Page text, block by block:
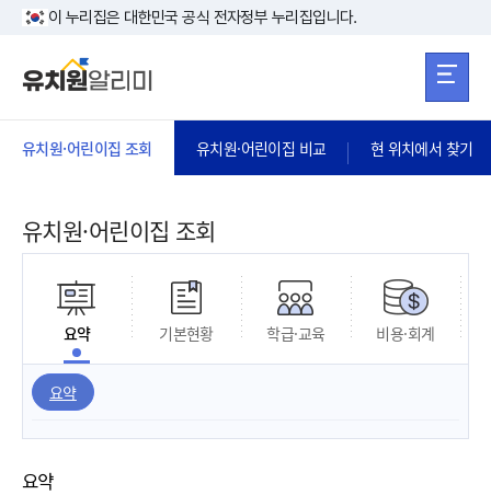
본문 바로가기
이 누리집은 대한민국 공식 전자정부 누리집입니다.
유치원·어린이집 조회 유치원·어린이집 비교 현 위치에서 찾기
유치원·어린이집 조회
요약 기본현황 학급·교육 비용·회계
요약
요약